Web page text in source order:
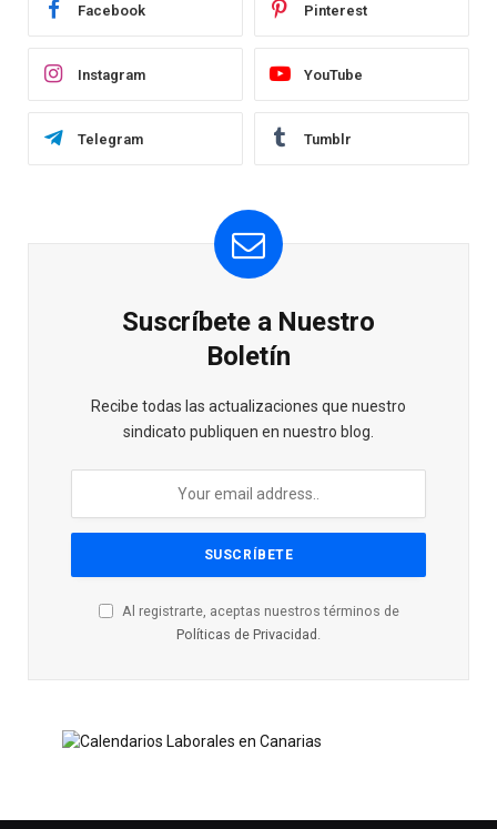
Facebook Pinterest
Instagram YouTube
Telegram Tumblr
Suscríbete a Nuestro
Boletín
Recibe todas las actualizaciones que nuestro
sindicato publiquen en nuestro blog.
Al registrarte, aceptas nuestros términos de
Políticas de Privacidad .